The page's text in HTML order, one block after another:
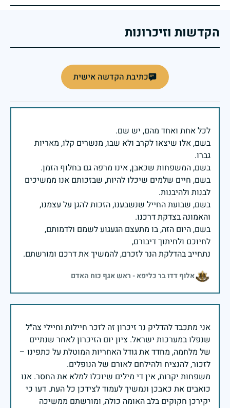
הקדשות וזיכרונות
כתיבת הקדשה אישית
בשם, אלו שיצאו לקרב ולא שבו, מנשרים קלו, מאריות
בשם, חיים שלמים שיכלו להיות, שבזכותם אנו ממשיכים
בשם, שבועת החייל שנשבענו, הזכות להגן על עצמנו,
בשם, היום הזה, בו מתעצם הגעגוע לשמם ולדמותם,
נתחייב בהדלקת הנר לזכרם, להמשיך את דרכם ומורשתם.
אלוף דדו בר כליפא - ראש אגף כוח האדם
אני מתכבד להדליק נר זיכרון זה לזכר חיילות וחיילי צה״ל
שנפלו במערכות ישראל. ציון יום הזיכרון לאחר שנתיים
של מלחמה, מחדד את גודל האחריות המוטלת על כתפינו –
משפחות יקרות, אין די מילים שיוכלו למלא את החסר. אנו
כואבים את כאבכן ונמשיך לעמוד לצידכן כל העת. דעו כי
יקירכן חקוקים בלב האומה כולה, ומורשתם ממשיכה